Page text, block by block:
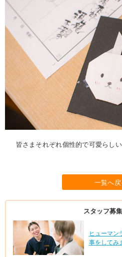
皆さまそれぞれ個性的で可愛らし
一覧へ戻
スタッフ募
ヒューマン
事をしてみ